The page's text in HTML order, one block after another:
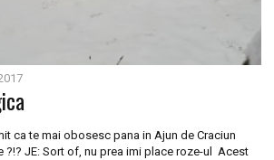
ca te mai obosesc pana in Ajun de Craciun
?!? JE: Sort of, nu prea imi place roze-ul Acest